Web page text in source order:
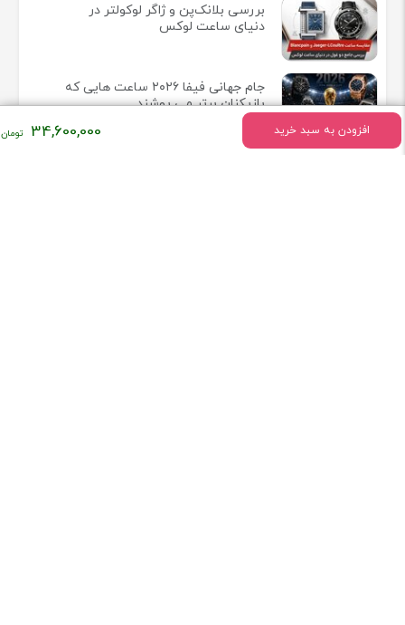
افزودن به سبد خرید 34,600,000
بررسی بلانک‌پن و ژاگر لوکولتر در
دنیای ساعت لوکس
جام جهانی فیفا ۲۰۲۶ ساعت هایی که
بازیکنان برتر می پوشند